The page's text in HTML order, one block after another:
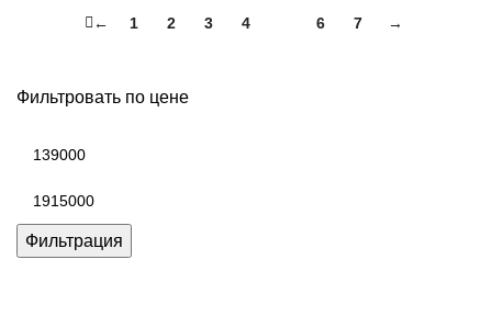
Фильтровать по цене
Фильтрация
← 1 2 3 4 6 7 →